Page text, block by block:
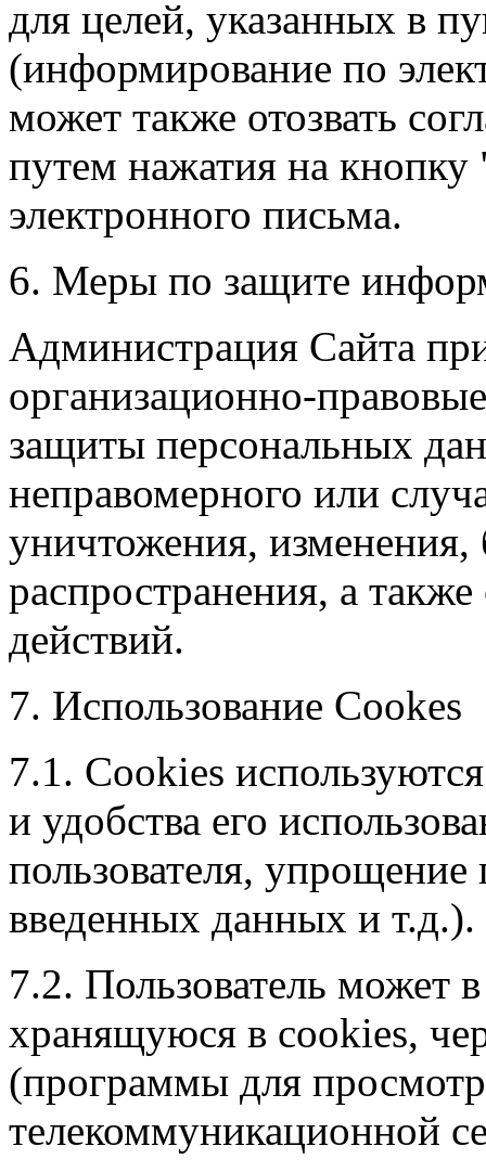
для целей, указанных в
(информирование по
может также отозвать
путем нажатия на
электронного письма.
6. Меры по защите
Администрация Сайта
организационно-
защиты персональных
неправомерного или
уничтожения, изменения,
распространения, а
действий.
7. Использование Cookes
7.1. Cookies
и удобства его
пользователя, упрощение
введенных данных и т.д.).
7.2. Пользователь
хранящуюся в cookies,
(программы для
телекоммуникационной